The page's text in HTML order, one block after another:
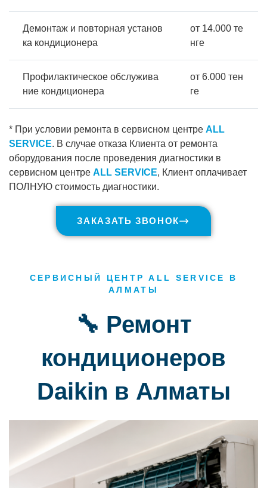
Демонтаж и повторная установ
ка кондиционера
от 14.000 те
нге
Профилактическое обслужива
ние кондиционера
от 6.000 тен
ге
* При условии ремонта в сервисном центре ALL
SERVICE. В случае отказа Клиента от ремонта
оборудования после проведения диагностики в
сервисном центре ALL SERVICE, Клиент оплачивает
ПОЛНУЮ стоимость диагностики.
ЗАКАЗАТЬ ЗВОНОК
СЕРВИСНЫЙ ЦЕНТР ALL SERVICE В
АЛМАТЫ
🔧 Ремонт
кондиционеров
Daikin в Алматы